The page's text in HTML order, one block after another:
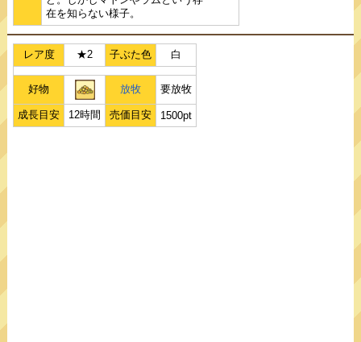
在を知らない様子。
レア度 ★2 子ぶた色 白
好物 放牧 要放牧
成長目安 12時間 売価目安 1500pt